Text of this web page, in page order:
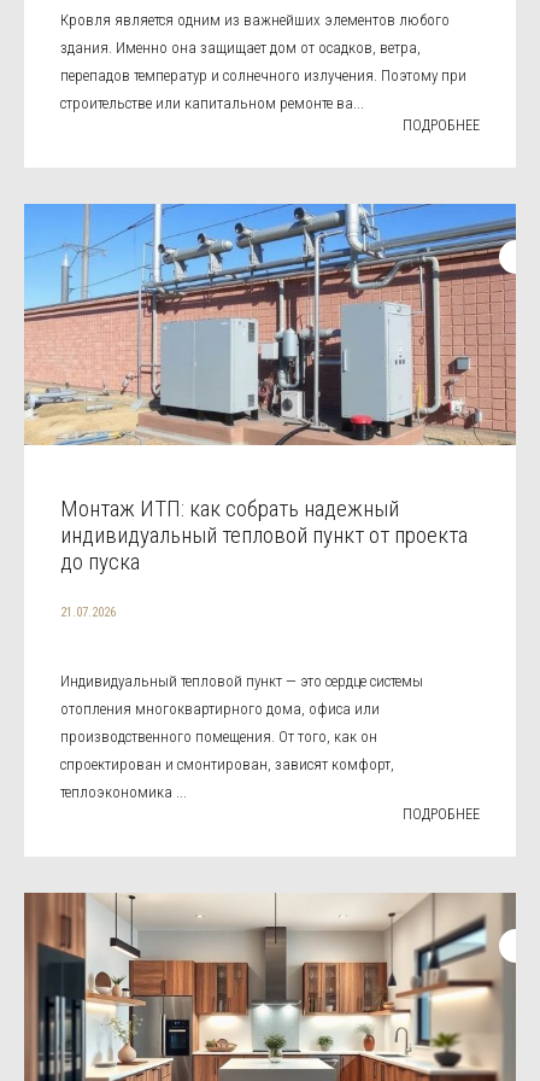
Кровля является одним из важнейших элементов любого
здания. Именно она защищает дом от осадков, ветра,
перепадов температур и солнечного излучения. Поэтому при
строительстве или капитальном ремонте ва...
ПОДРОБНЕЕ
Монтаж ИТП: как собрать надежный
индивидуальный тепловой пункт от проекта
до пуска
21.07.2026
Индивидуальный тепловой пункт — это сердце системы
отопления многоквартирного дома, офиса или
производственного помещения. От того, как он
спроектирован и смонтирован, зависят комфорт,
теплоэкономика ...
ПОДРОБНЕЕ